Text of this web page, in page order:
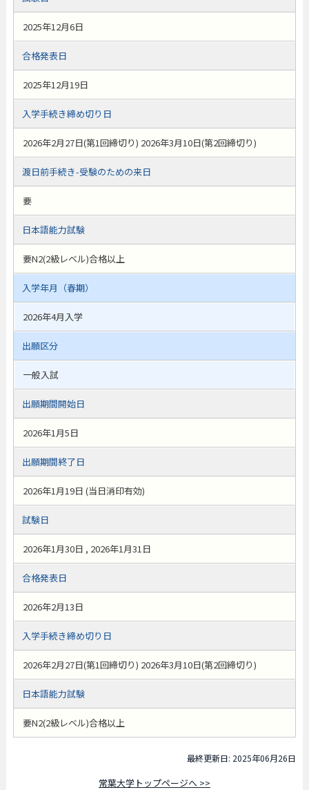
2025年12月6日
合格発表日
2025年12月19日
入学手続き締め切り日
2026年2月27日(第1回締切り) 2026年3月10日(第2回締切り)
渡日前手続き-受験のための来日
要
日本語能力試験
要N2(2級レベル)合格以上
入学年月（春期）
2026年4月入学
出願区分
一般入試
出願期間開始日
2026年1月5日
出願期間終了日
2026年1月19日 (当日消印有効)
試験日
2026年1月30日 , 2026年1月31日
合格発表日
2026年2月13日
入学手続き締め切り日
2026年2月27日(第1回締切り) 2026年3月10日(第2回締切り)
日本語能力試験
要N2(2級レベル)合格以上
最終更新日: 2025年06月26日
常葉大学トップページへ >>